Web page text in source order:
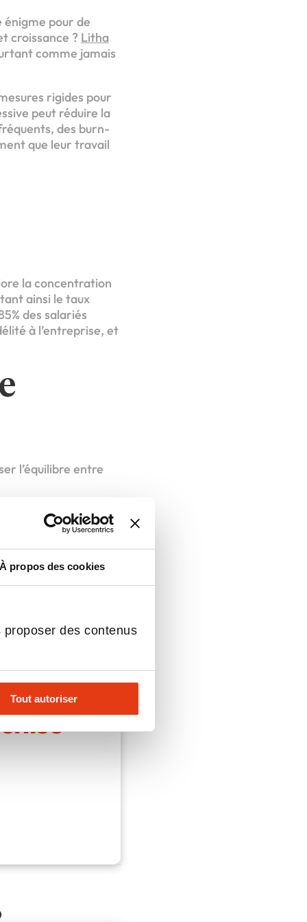
À propos des cookies
des contenus
Tout autoriser
énigme pour de
croissance ? Litha
comme jamais
rigides pour
peut réduire la
des burn-
que leur travail
la concentration
ainsi le taux
des salariés
à l’entreprise, et
l’équilibre entre
vie pro/perso.
détente au travail